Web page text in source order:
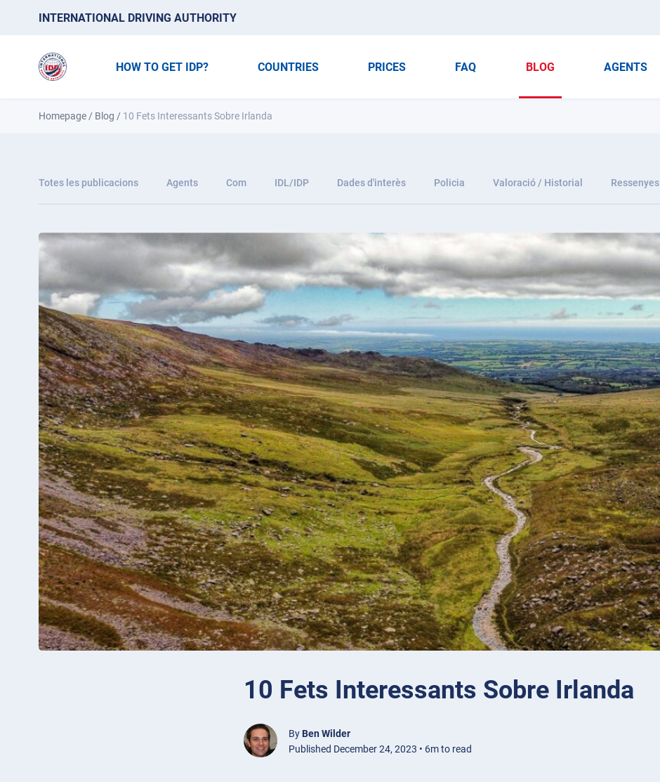
INTERNATIONAL DRIVING AUTHORITY
HOW TO GET IDP? COUNTRIES PRICES FAQ BLOG AGENTS
Homepage / Blog / 10 Fets Interessants Sobre Irlanda
Totes les publicacions Agents Com IDL/IDP Dades d'interès Policia Valoració / Historial Ressenyes
10 Fets Interessants Sobre Irlanda
By Ben Wilder
Published December 24, 2023 • 6m to read